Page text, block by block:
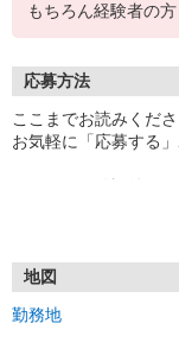
もちろん経験者の方
応募方法
ここまでお読みくだ
お気軽に「応募する
お電話の際は「イー
地図
勤務地